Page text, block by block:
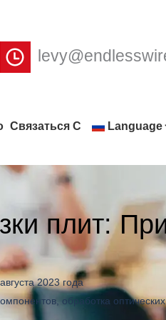
Связаться С Language
плит:
2023 года
обработка